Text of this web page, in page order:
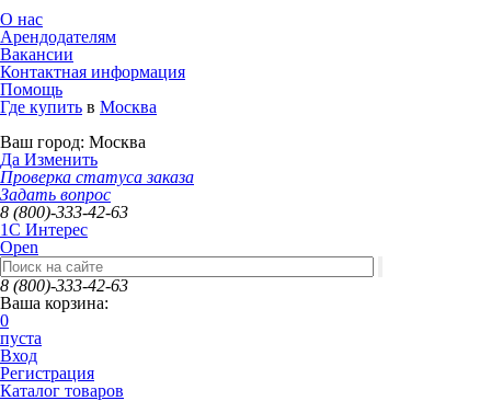
О нас
Арендодателям
Вакансии
Контактная информация
Помощь
Где купить в Москва
Ваш город: Москва
Да Изменить
Проверка статуса заказа
Задать вопрос
8 (800)-333-42-63
1C Интерес
Open
8 (800)-333-42-63
Ваша корзина:
0
пуста
Вход
Регистрация
Каталог товаров